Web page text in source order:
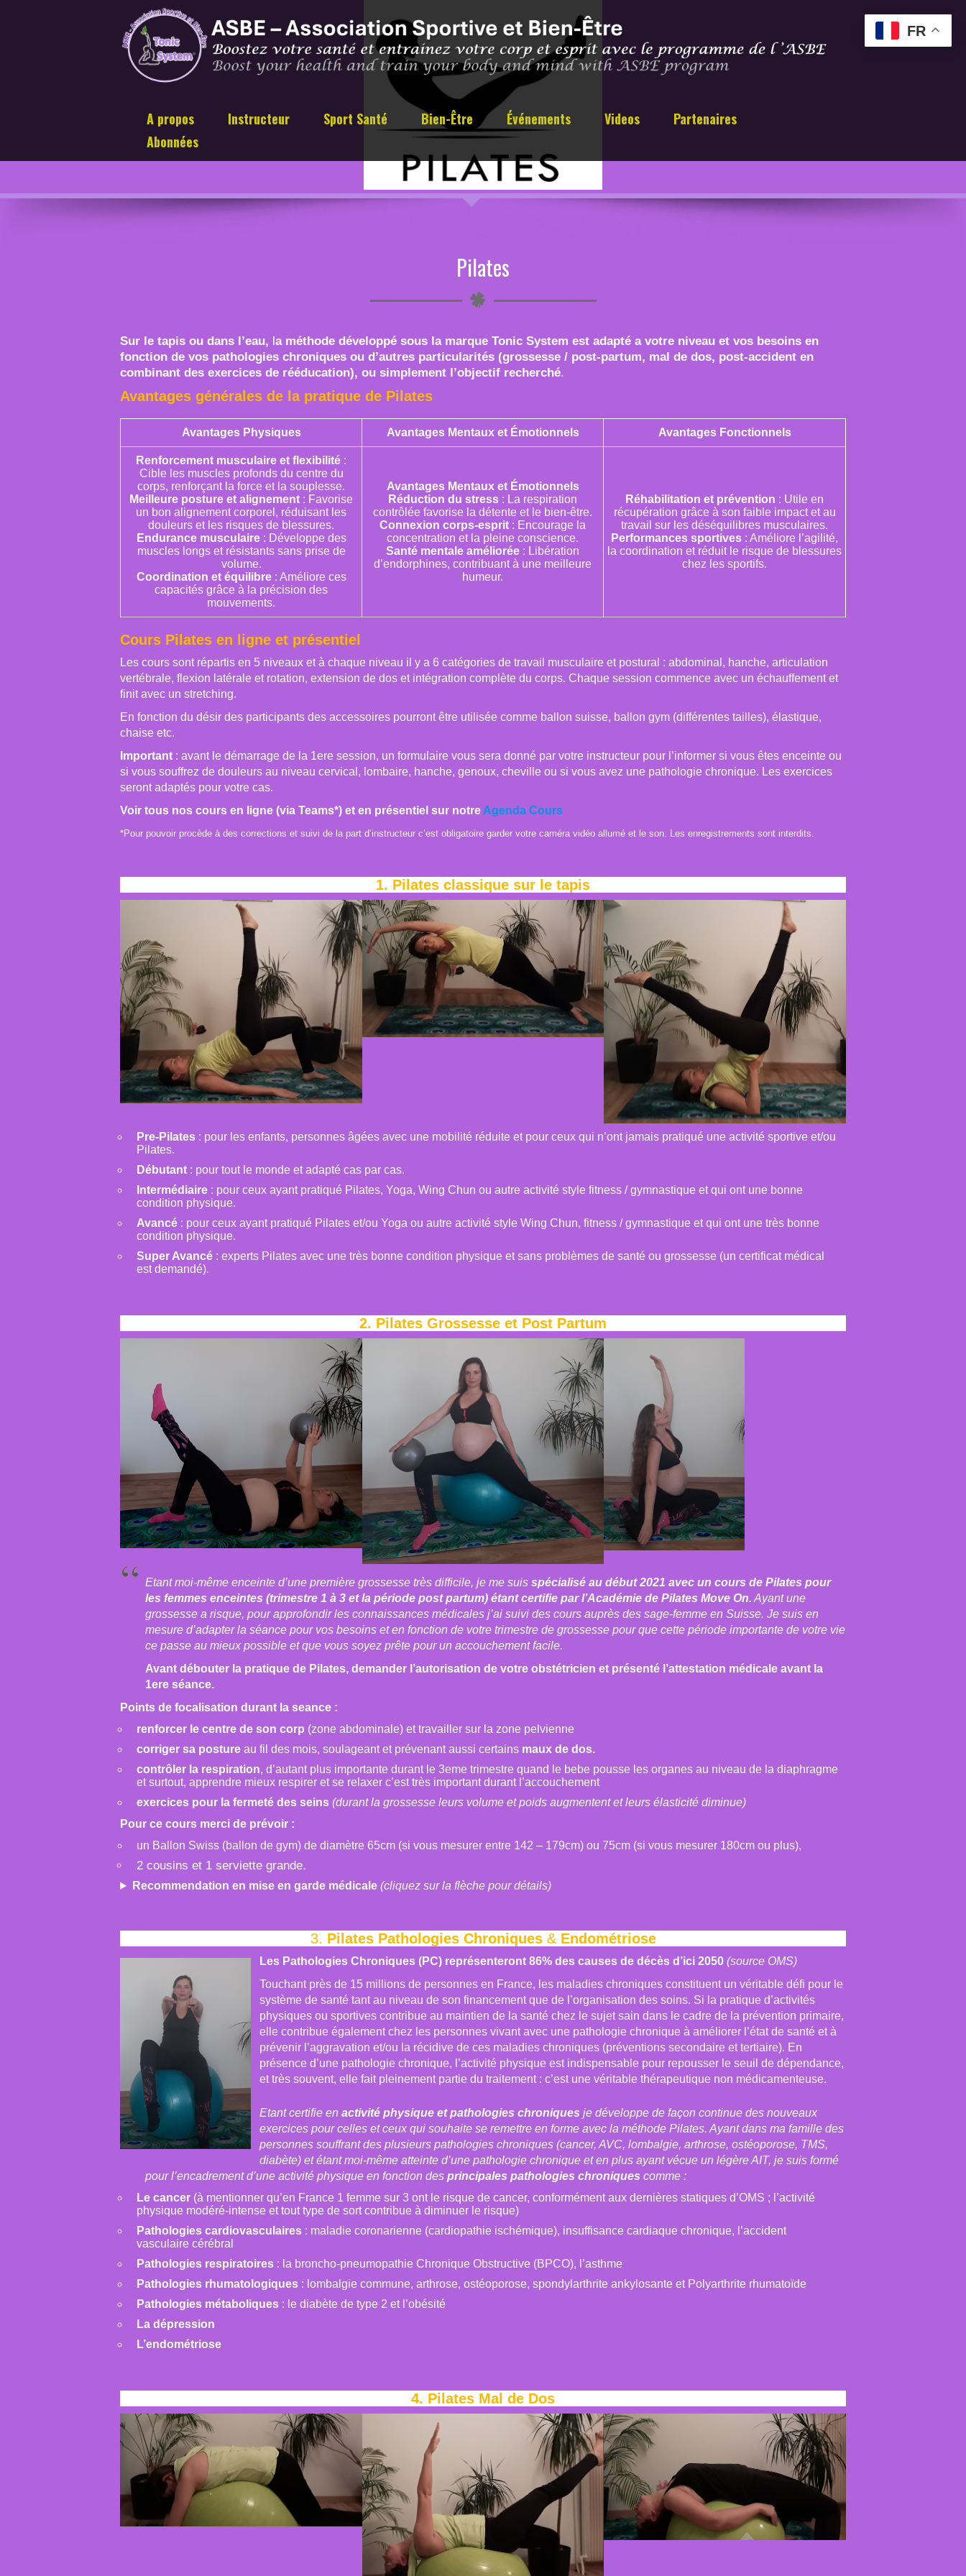
A propos Instructeur Sport Santé Bien-Être Événements Videos
Partenaires
Abonnées
Pilates
Sur le tapis ou dans l’eau, la méthode développé sous la marque Tonic System est adapté a votre niveau et vos besoins en
fonction de vos pathologies chroniques ou d’autres particularités (grossesse / post-partum, mal de dos, post-accident en
combinant des exercices de rééducation), ou simplement l’objectif recherché.
Avantages générales de la pratique de Pilates
Avantages Physiques Avantages Mentaux et Émotionnels Avantages Fonctionnels
Renforcement musculaire et flexibilité :
Cible les muscles profonds du centre du
corps, renforçant la force et la souplesse.
Meilleure posture et alignement : Favorise
un bon alignement corporel, réduisant les
douleurs et les risques de blessures.
Endurance musculaire: Développe des
muscles longs et résistants sans prise de
volume.
Coordination et équilibre: Améliore ces
capacités grâce à la précision des
mouvements.
Avantages Mentaux et Émotionnels
Réduction du stress : La respiration
contrôlée favorise la détente et le bien-être.
Connexion corps-esprit : Encourage la
concentration et la pleine conscience.
Santé mentale améliorée : Libération
d’endorphines, contribuant à une meilleure
humeur.
Réhabilitation et prévention : Utile en
récupération grâce à son faible impact et au
travail sur les déséquilibres musculaires.
Performances sportives : Améliore l’agilité,
la coordination et réduit le risque de blessures
chez les sportifs.
Cours Pilates en ligne et présentiel
Les cours sont répartis en 5 niveaux et à chaque niveau il y a 6 catégories de travail musculaire et postural : abdominal, hanche, articulation
vertébrale, flexion latérale et rotation, extension de dos et intégration complète du corps. Chaque session commence avec un échauffement et
finit avec un stretching.
En fonction du désir des participants des accessoires pourront être utilisée comme ballon suisse, ballon gym (différentes tailles), élastique,
chaise etc.
Important : avant le démarrage de la 1ere session, un formulaire vous sera donné par votre instructeur pour l’informer si vous êtes enceinte ou
si vous souffrez de douleurs au niveau cervical, lombaire, hanche, genoux, cheville ou si vous avez une pathologie chronique. Les exercices
seront adaptés pour votre cas.
Voir tous nos cours en ligne (via Teams*) et en présentiel sur notre Agenda Cours
*Pour pouvoir procède à des corrections et suivi de la part d’instructeur c’est obligatoire garder votre caméra vidéo allumé et le son. Les enregistrements sont interdits.
1. Pilates classique sur le tapis
Pre-Pilates : pour les enfants, personnes âgées avec une mobilité réduite et pour ceux qui n’ont jamais pratiqué une activité sportive et/ou
Pilates.
Débutant : pour tout le monde et adapté cas par cas.
Intermédiaire : pour ceux ayant pratiqué Pilates, Yoga, Wing Chun ou autre activité style fitness / gymnastique et qui ont une bonne
condition physique.
Avancé : pour ceux ayant pratiqué Pilates et/ou Yoga ou autre activité style Wing Chun, fitness / gymnastique et qui ont une très bonne
condition physique.
Super Avancé : experts Pilates avec une très bonne condition physique et sans problèmes de santé ou grossesse (un certificat médical
est demandé).
2. Pilates Grossesse et Post Partum
​​Etant moi-même enceinte d’une première grossesse très difficile, je me suis spécialisé au début 2021 avec un cours de Pilates pour
les femmes enceintes (trimestre 1 à 3 et la période post partum) étant certifie par l’Académie de Pilates Move On. ​Ayant une
grossesse a risque, pour approfondir les connaissances médicales j’ai suivi des cours auprès des sage-femme en Suisse. Je suis en
mesure d’adapter la séance pour vos besoins et en fonction de votre trimestre de grossesse pour que cette période importante de votre vie
ce passe au mieux possible et que vous soyez prête pour un accouchement facile.
Avant débouter la pratique de Pilates, demander l’autorisation de votre obstétricien et présenté l’attestation médicale avant la
1ere séance.
Points de focalisation durant la seance :
renforcer le centre de son corp (zone abdominale) et travailler sur la zone pelvienne
corriger sa posture au fil des mois, soulageant et prévenant aussi certains maux de dos.
contrôler la respiration, d’autant plus importante durant le 3eme trimestre quand le bebe pousse les organes au niveau de la diaphragme
et surtout, apprendre mieux respirer et se relaxer c’est très important durant l’accouchement
exercices pour la fermeté des seins (durant la grossesse leurs volume et poids augmentent et leurs élasticité diminue)
​Pour ce cours merci de prévoir :
un Ballon Swiss (ballon de gym) de diamètre 65cm (si vous mesurer entre 142 – 179cm) ou 75cm (si vous mesurer 180cm ou plus),
2 cousins et 1 serviette grande.
Recommendation en mise en garde médicale (cliquez sur la flèche pour détails)
3. Pilates Pathologies Chroniques& Endométriose
Les Pathologies Chroniques (PC) représenteront 86% des causes de décès d’ici 2050 (source OMS)
Touchant près de 15 millions de personnes en France, les maladies chroniques constituent un véritable défi pour le
système de santé tant au niveau de son financement que de l’organisation des soins. Si la pratique d’activités
physiques ou sportives contribue au maintien de la santé chez le sujet sain dans le cadre de la prévention primaire,
elle contribue également chez les personnes vivant avec une pathologie chronique à améliorer l’état de santé et à
prévenir l’aggravation et/ou la récidive de ces maladies chroniques (préventions secondaire et tertiaire). En
présence d’une pathologie chronique, l’activité physique est indispensable pour repousser le seuil de dépendance,
et très souvent, elle fait pleinement partie du traitement : c’est une véritable thérapeutique non médicamenteuse.
Etant certifie en activité physique et pathologies chroniques je développe de façon continue des nouveaux
exercices pour celles et ceux qui souhaite se remettre en forme avec la méthode Pilates. Ayant dans ma famille des
personnes souffrant des plusieurs pathologies chroniques (cancer, AVC, lombalgie, arthrose, ostéoporose, TMS,
diabète) et étant moi-même atteinte d’une pathologie chronique et en plus ayant vécue un légère AIT, je suis formé
pour l’encadrement d’une activité physique en fonction des principales pathologies chroniques comme :
Le cancer (à mentionner qu’en France 1 femme sur 3 ont le risque de cancer, conformément aux dernières statiques d’OMS ; l’activité
physique modéré-intense et tout type de sort contribue à diminuer le risque)
Pathologies cardiovasculaires : maladie coronarienne (cardiopathie ischémique), insuffisance cardiaque chronique, l’accident
vasculaire cérébral
Pathologies respiratoires : la broncho-pneumopathie Chronique Obstructive (BPCO), l’asthme
Pathologies rhumatologiques : lombalgie commune, arthrose, ostéoporose, spondylarthrite ankylosante et Polyarthrite rhumatoïde
Pathologies métaboliques : le diabète de type 2 et l’obésité
La dépression
L’endométriose
4. Pilates Mal de Dos
FR